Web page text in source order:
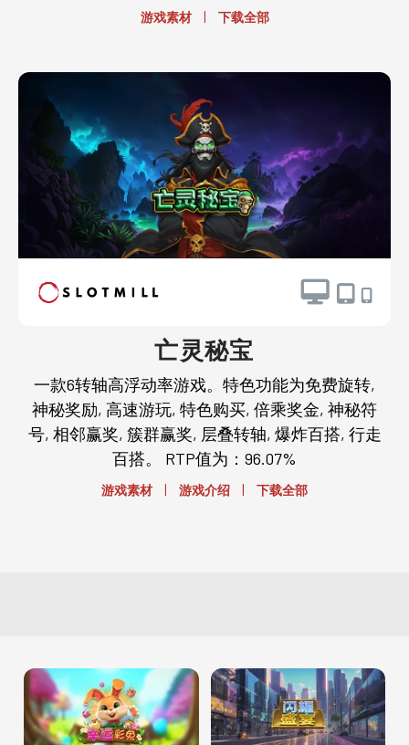
游戏素材 | 下载全部
亡灵秘宝
一款6转轴高浮动率游戏。特色功能为免费旋转,
神秘奖励, 高速游玩, 特色购买, 倍乘奖金, 神秘符
号, 相邻赢奖, 簇群赢奖, 层叠转轴, 爆炸百搭, 行走
百搭。 RTP值为：96.07%
游戏素材 | 游戏介绍 | 下载全部